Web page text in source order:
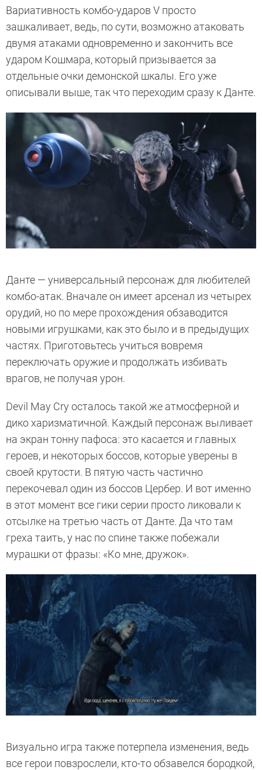
Вариативность комбо-ударов V просто
зашкаливает, ведь, по сути, возможно атаковать
двумя атаками одновременно и закончить все
ударом Кошмара, который призывается за
отдельные очки демонской шкалы. Его уже
описывали выше, так что переходим сразу к Данте.
Данте — универсальный персонаж для любителей
комбо-атак. Вначале он имеет арсенал из четырех
орудий, но по мере прохождения обзаводится
новыми игрушками, как это было и в предыдущих
частях. Приготовьтесь учиться вовремя
переключать оружие и продолжать избивать
врагов, не получая урон.
Devil May Cry осталось такой же атмосферной и
дико харизматичной. Каждый персонаж выливает
на экран тонну пафоса: это касается и главных
героев, и некоторых боссов, которые уверены в
своей крутости. В пятую часть частично
перекочевал один из боссов Цербер. И вот именно
в этот момент все гики серии просто ликовали к
отсылке на третью часть от Данте. Да что там
греха таить, у нас по спине также побежали
мурашки от фразы: «Ко мне, дружок».
Визуально игра также потерпела изменения, ведь
все герои повзрослели, кто-то обзавелся бородкой,